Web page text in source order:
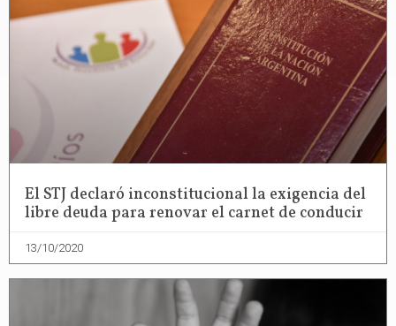
El STJ declaró inconstitucional la exigencia del
libre deuda para renovar el carnet de conducir
13/10/2020